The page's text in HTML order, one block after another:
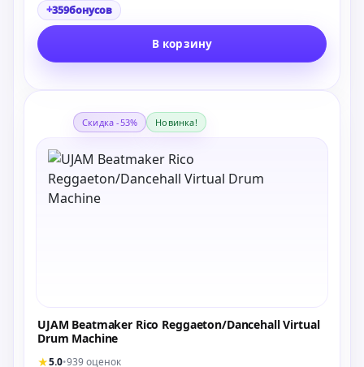
+359бонусов
В корзину
Скидка -53% Новинка!
UJAM Beatmaker Rico Reggaeton/Dancehall Virtual
Drum Machine
★5.0•939 оценок